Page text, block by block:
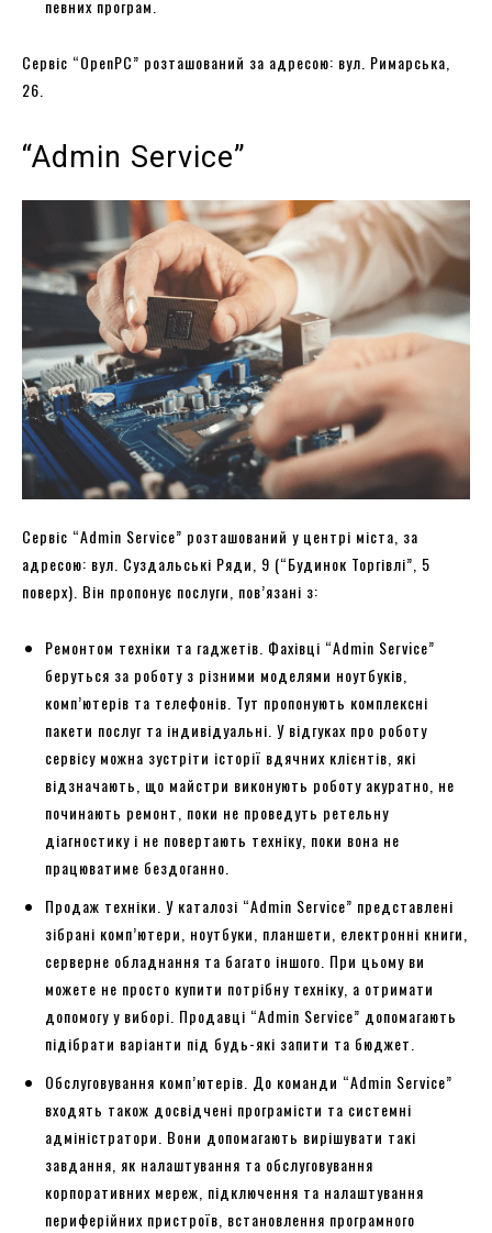
певних програм.
Сервіс “OpenPC” розташований за адресою: вул. Римарська,
26.
“Admin Service”
Сервіс “Admin Service” розташований у центрі міста, за
адресою: вул. Суздальські Ряди, 9 (“Будинок Торгівлі”, 5
поверх). Він пропонує послуги, пов’язані з:
Ремонтом техніки та гаджетів. Фахівці “Admin Service”
беруться за роботу з різними моделями ноутбуків,
комп’ютерів та телефонів. Тут пропонують комплексні
пакети послуг та індивідуальні. У відгуках про роботу
сервісу можна зустріти історії вдячних клієнтів, які
відзначають, що майстри виконують роботу акуратно, не
починають ремонт, поки не проведуть ретельну
діагностику і не повертають техніку, поки вона не
працюватиме бездоганно.
Продаж техніки. У каталозі “Admin Service” представлені
зібрані комп’ютери, ноутбуки, планшети, електронні книги,
серверне обладнання та багато іншого. При цьому ви
можете не просто купити потрібну техніку, а отримати
допомогу у виборі. Продавці “Admin Service” допомагають
підібрати варіанти під будь-які запити та бюджет.
Обслуговування комп’ютерів. До команди “Admin Service”
входять також досвідчені програмісти та системні
адміністратори. Вони допомагають вирішувати такі
завдання, як налаштування та обслуговування
корпоративних мереж, підключення та налаштування
периферійних пристроїв, встановлення програмного